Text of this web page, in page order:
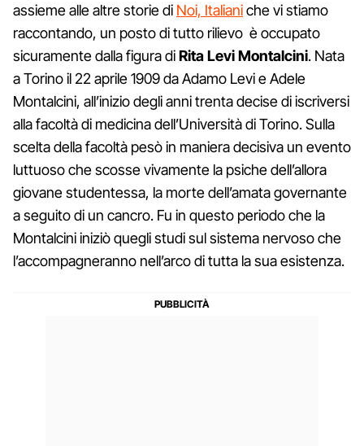
assieme alle altre storie di Noi, Italianiche vi stiamo
raccontando, un posto di tutto rilievo è occupato
sicuramente dalla figura diRita Levi Montalcini. Nata
a Torino il 22 aprile 1909 da Adamo Levi e Adele
Montalcini, all’inizio degli anni trenta decise di iscriversi
alla facoltà di medicina dell’Università di Torino. Sulla
scelta della facoltà pesò in maniera decisiva un evento
luttuoso che scosse vivamente la psiche dell’allora
giovane studentessa, la morte dell’amata governante
a seguito di un cancro. Fu in questo periodo che la
Montalcini iniziò quegli studi sul sistema nervoso che
l’accompagneranno nell’arco di tutta la sua esistenza.